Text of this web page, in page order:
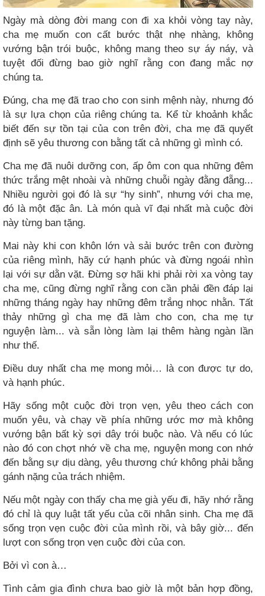
Ngày mà dòng đời mang con đi xa khỏi vòng tay này,
cha mẹ muốn con cất bước thật nhẹ nhàng, không
vướng bận trói buộc, không mang theo sự áy náy, và
tuyệt đối đừng bao giờ nghĩ rằng con đang mắc nợ
chúng ta.
Đúng, cha mẹ đã trao cho con sinh mệnh này, nhưng đó
là sự lựa chọn của riêng chúng ta. Kể từ khoảnh khắc
biết đến sự tồn tại của con trên đời, cha mẹ đã quyết
định sẽ yêu thương con bằng tất cả những gì mình có.
Cha mẹ đã nuôi dưỡng con, ấp ôm con qua những đêm
thức trắng mệt nhoài và những chuỗi ngày đằng đẵng...
Nhiều người gọi đó là sự “hy sinh”, nhưng với cha mẹ,
đó là một đặc ân. Là món quà vĩ đại nhất mà cuộc đời
này từng ban tặng.
Mai này khi con khôn lớn và sải bước trên con đường
của riêng mình, hãy cứ hạnh phúc và đừng ngoái nhìn
lại với sự dằn vặt. Đừng sợ hãi khi phải rời xa vòng tay
cha mẹ, cũng đừng nghĩ rằng con cần phải đền đáp lại
những tháng ngày hay những đêm trắng nhọc nhằn. Tất
thảy những gì cha mẹ đã làm cho con, cha mẹ tự
nguyện làm... và sẵn lòng làm lại thêm hàng ngàn lần
như thế.
Điều duy nhất cha mẹ mong mỏi… là con được tự do,
và hạnh phúc.
Hãy sống một cuộc đời trọn vẹn, yêu theo cách con
muốn yêu, và chạy về phía những ước mơ mà không
vướng bận bất kỳ sợi dây trói buộc nào. Và nếu có lúc
nào đó con chợt nhớ về cha mẹ, nguyện mong con nhớ
đến bằng sự dịu dàng, yêu thương chứ không phải bằng
gánh nặng của trách nhiệm.
Nếu một ngày con thấy cha mẹ già yếu đi, hãy nhớ rằng
đó chỉ là quy luật tất yếu của cõi nhân sinh. Cha mẹ đã
sống trọn vẹn cuộc đời của mình rồi, và bây giờ... đến
lượt con sống trọn vẹn cuộc đời của con.
Bởi vì con à…
Tình cảm gia đình chưa bao giờ là một bản hợp đồng,